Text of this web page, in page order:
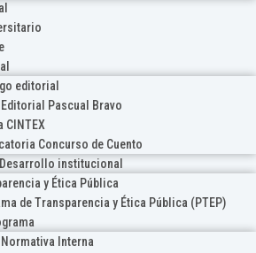
editorial
Editorial Pascual Bravo
CINTEX
Concurso de Cuento
institucional
y Ética Pública
de Transparencia y Ética Pública (PTEP)
Normativa Interna